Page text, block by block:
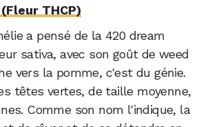
THCP)
a pensé de la 420 dream
sativa, avec son goût de weed
vers la pomme, c'est du génie.
têtes vertes, de taille moyenne,
Comme son nom l'indique, la